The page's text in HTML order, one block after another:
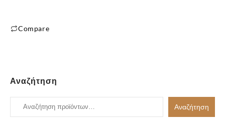
Compare
έχει
παραλλαγές.
Οι
Αναζήτηση
Αναζήτηση
για:
Αναζήτηση